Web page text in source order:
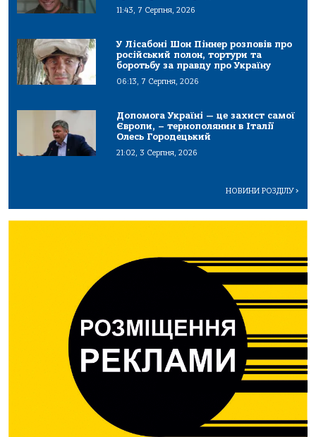
11:43, 7 Серпня, 2026
У Лісабоні Шон Піннер розповів про
російський полон, тортури та
боротьбу за правду про Україну
06:13, 7 Серпня, 2026
Допомога Україні — це захист самої
Європи, – тернополянин в Італії
Олесь Городецький
21:02, 3 Серпня, 2026
НОВИНИ РОЗДІЛУ>